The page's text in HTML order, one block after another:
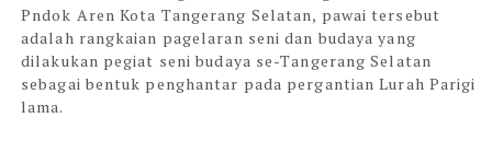
Pndok Aren Kota Tangerang Selatan, pawai tersebut
adalah rangkaian pagelaran seni dan budaya yang
dilakukan pegiat seni budaya se-Tangerang Selatan
sebagai bentuk penghantar pada pergantian Lurah Parigi
lama.